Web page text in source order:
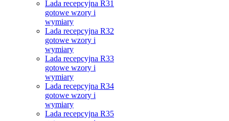
Lada recepcyjna R31
gotowe wzory i
wymiary
Lada recepcyjna R32
gotowe wzory i
wymiary
Lada recepcyjna R33
gotowe wzory i
wymiary
Lada recepcyjna R34
gotowe wzory i
wymiary
Lada recepcyjna R35